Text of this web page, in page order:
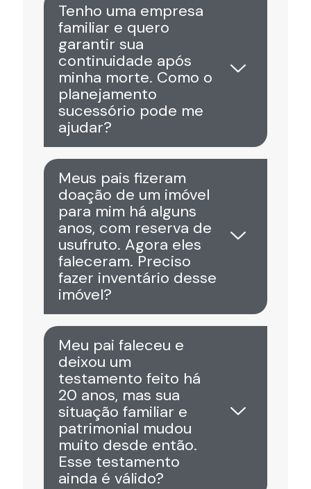
Tenho uma empresa
familiar e quero
garantir sua
continuidade após
minha morte. Como o
planejamento
sucessório pode me
ajudar?
Meus pais fizeram
doação de um imóvel
para mim há alguns
anos, com reserva de
usufruto. Agora eles
faleceram. Preciso
fazer inventário desse
imóvel?
Meu pai faleceu e
deixou um
testamento feito há
20 anos, mas sua
situação familiar e
patrimonial mudou
muito desde então.
Esse testamento
ainda é válido?